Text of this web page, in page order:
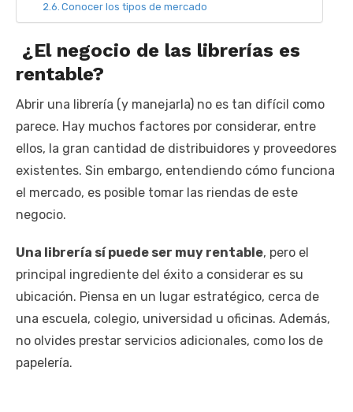
Conocer los tipos de mercado
¿El negocio de las librerías es
rentable?
Abrir una librería (y manejarla) no es tan difícil como
parece. Hay muchos factores por considerar, entre
ellos, la gran cantidad de distribuidores y proveedores
existentes. Sin embargo, entendiendo cómo funciona
el mercado, es posible tomar las riendas de este
negocio.
Una librería sí puede ser muy rentable, pero el
principal ingrediente del éxito a considerar es su
ubicación. Piensa en un lugar estratégico, cerca de
una escuela, colegio, universidad u oficinas. Además,
no olvides prestar servicios adicionales, como los de
papelería.